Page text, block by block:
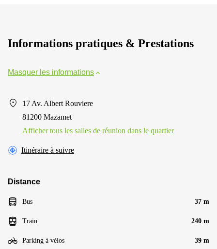
Informations pratiques & Prestations
Masquer les informations
17 Av. Albert Rouviere
81200 Mazamet
Afficher tous les salles de réunion dans le quartier
Itinéraire à suivre
Distance
Bus 37 m
Train 240 m
Parking à vélos 39 m